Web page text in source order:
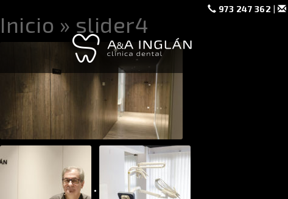
973 247 362 |
Inicio » slider4
•